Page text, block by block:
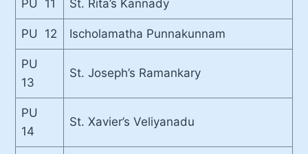
PU 11 St. Rita’s Kannady
PU 12 Ischolamatha Punnakunnam
PU
13
St. Joseph’s Ramankary
PU
14
St. Xavier’s Veliyanadu